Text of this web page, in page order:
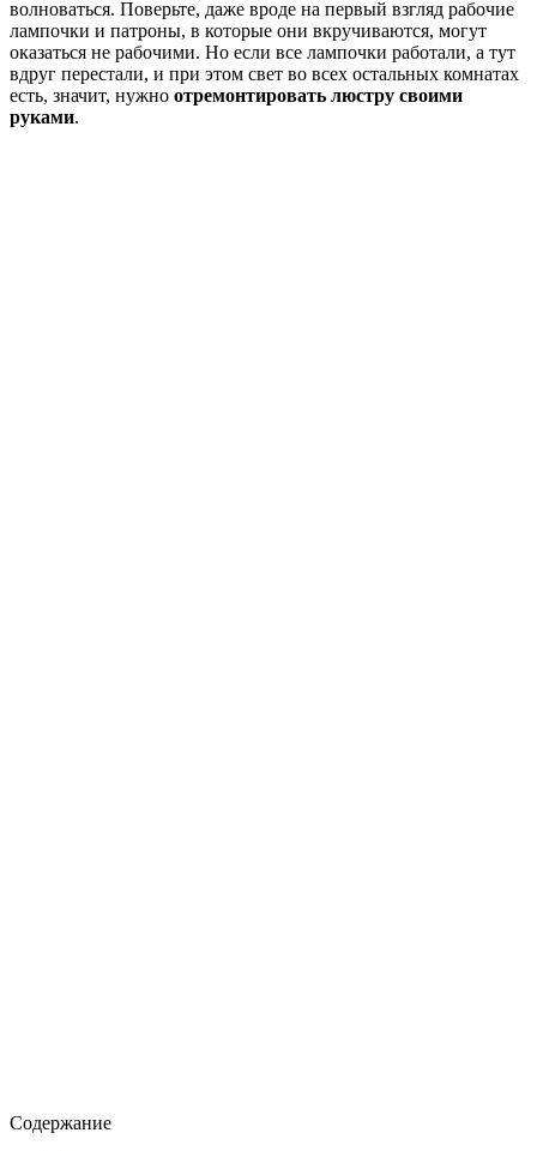
волноваться. Поверьте, даже вроде на первый взгляд рабочие
лампочки и патроны, в которые они вкручиваются, могут
оказаться не рабочими. Но если все лампочки работали, а тут
вдруг перестали, и при этом свет во всех остальных комнатах
есть, значит, нужно отремонтировать люстру своими
руками.
Содержание